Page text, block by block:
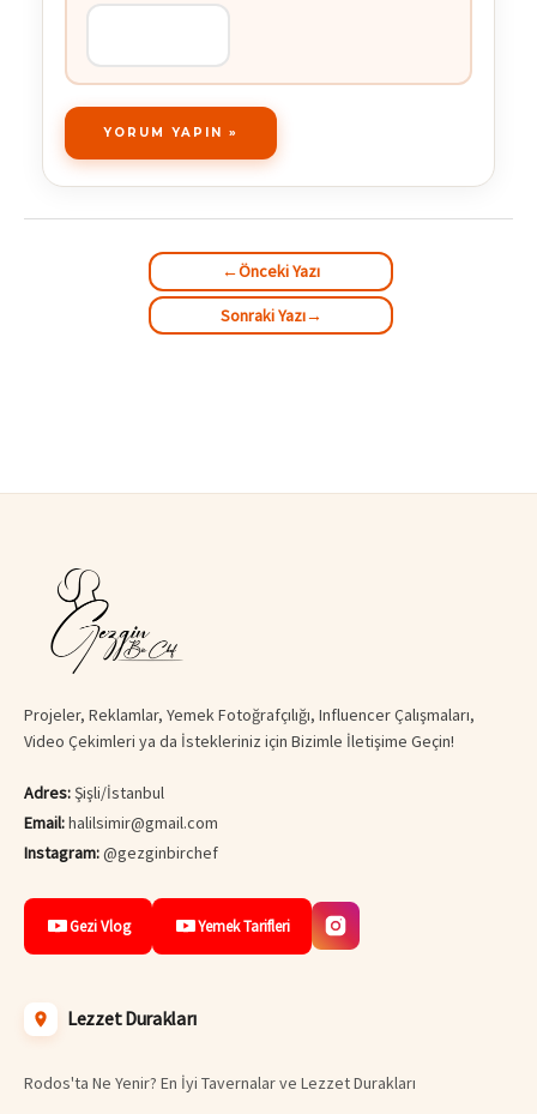
←Önceki Yazı
Sonraki Yazı→
Projeler, Reklamlar, Yemek Fotoğrafçılığı, Influencer Çalışmaları,
Video Çekimleri ya da İstekleriniz için Bizimle İletişime Geçin!
Adres:Şişli/İstanbul
Email:halilsimir@gmail.com
Instagram:@gezginbirchef
Gezi Vlog Yemek Tarifleri
Lezzet Durakları
Rodos'ta Ne Yenir? En İyi Tavernalar ve Lezzet Durakları